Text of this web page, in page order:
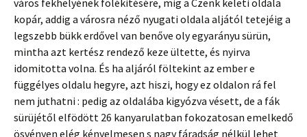
város fekhelyének fölékitésére, mig a Czenk keleti oldala
kopár, addig a városra néző nyugati oldala aljától tetejéig a
legszebb bükk erdővel van benőve oly egyarányu sürün,
mintha azt kertész rendező keze ültette, és nyirva
idomitotta volna. És ha aljáról föltekint az ember e
függélyes oldalu hegyre, azt hiszi, hogy ez oldalon rá fel
nem juthatni : pedig az oldalába kigyózva vésett, de a fák
sürüjétől elfödött 26 kanyarulatban fokozatosan emelkedő
ösvényen elég kényelmesen s nagy fáradság nélkül lehet